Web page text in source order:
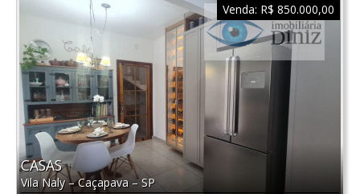
CASAS
Vila Naly–Caçapava – SP
Venda: R$ 850.000,00